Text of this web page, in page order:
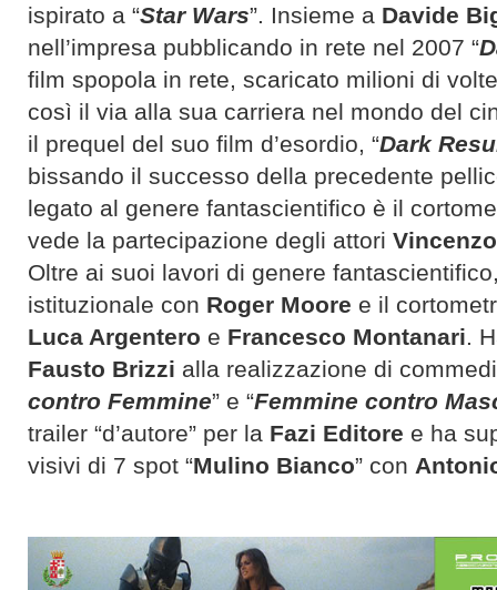
ispirato a “Star Wars”. Insieme a Davide
nell’impresa pubblicando in rete nel 2007 “
film spopola in rete, scaricato milioni di
così il via alla sua carriera nel mondo del
il prequel del suo film d’esordio, “Dark
bissando il successo della precedente
legato al genere fantascientifico è il
vede la partecipazione degli attori
Oltre ai suoi lavori di genere
istituzionale con Roger Moore e il
Luca Argentero e Francesco Montanari.
Fausto Brizzi alla realizzazione di
contro Femmine” e “Femmine contro
trailer “d’autore” per la Fazi Editore e ha
visivi di 7 spot “Mulino Bianco” con